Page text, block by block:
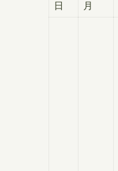
日 月